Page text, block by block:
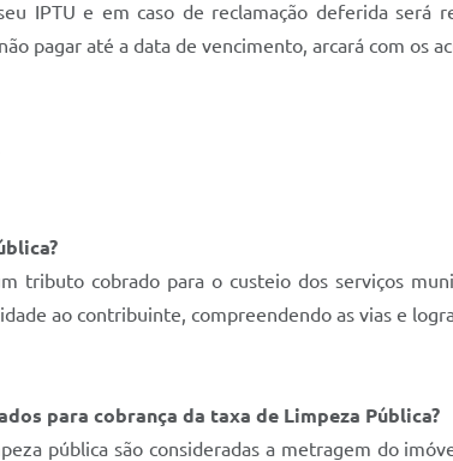
IPTU e em caso de reclamação deferida
pagar até a data de vencimento, arcará com os
tributo cobrado para o custeio dos serviços
ao contribuinte, compreendendo as vias e
para cobrança da taxa de Limpeza Pública?
pública são consideradas a metragem do